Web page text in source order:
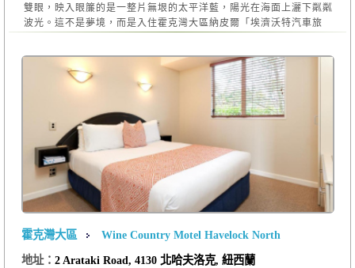
雙眼，映入眼簾的是一整片無垠的太平洋藍，陽光在海面上灑下粼粼
波光。這不是夢境，而是入住霍克灣大區納皮爾「埃濟沃特汽車旅
霍克灣大區
Wine Country Motel Havelock North
地址： 2 Arataki Road, 4130 北哈夫洛克, 紐西蘭